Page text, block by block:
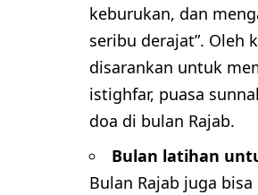
keburukan, dan
seribu derajat”. Oleh
disarankan untuk
istighfar, puasa
doa di bulan Rajab.
Bulan latihan
Bulan Rajab juga